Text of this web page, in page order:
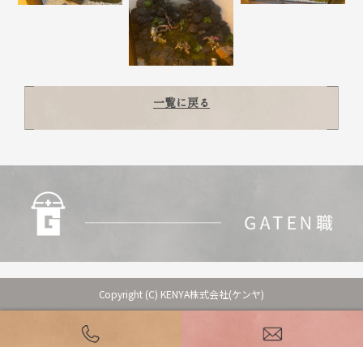
一覧に戻る
Copyright (C) KENYA株式会社(ケンヤ)